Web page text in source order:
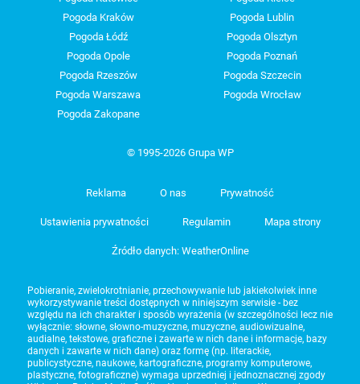
Pogoda Kraków
Pogoda Lublin
Pogoda Łódź
Pogoda Olsztyn
Pogoda Opole
Pogoda Poznań
Pogoda Rzeszów
Pogoda Szczecin
Pogoda Warszawa
Pogoda Wrocław
Pogoda Zakopane
© 1995-2026 Grupa WP
Reklama O nas Prywatność
Ustawienia prywatności Regulamin Mapa strony
Źródło danych: WeatherOnline
Pobieranie, zwielokrotnianie, przechowywanie lub jakiekolwiek inne
wykorzystywanie treści dostępnych w niniejszym serwisie - bez
względu na ich charakter i sposób wyrażenia (w szczególności lecz nie
wyłącznie: słowne, słowno-muzyczne, muzyczne, audiowizualne,
audialne, tekstowe, graficzne i zawarte w nich dane i informacje, bazy
danych i zawarte w nich dane) oraz formę (np. literackie,
publicystyczne, naukowe, kartograficzne, programy komputerowe,
plastyczne, fotograficzne) wymaga uprzedniej i jednoznacznej zgody